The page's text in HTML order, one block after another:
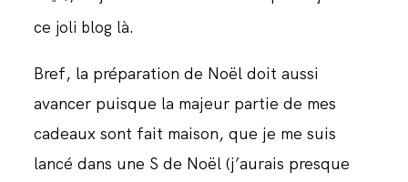
ce joli blog là.
Bref, la préparation de Noël doit aussi
avancer puisque la majeur partie de mes
cadeaux sont fait maison, que je me suis
lancé dans une S de Noël (j’aurais presque